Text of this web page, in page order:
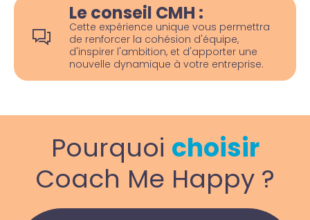
Le conseil CMH :
Cette expérience unique vous permettra
de renforcer la cohésion d'équipe,
d'inspirer l'ambition, et d'apporter une
nouvelle dynamique à votre entreprise.
Pourquoi choisir
Coach Me Happy ?